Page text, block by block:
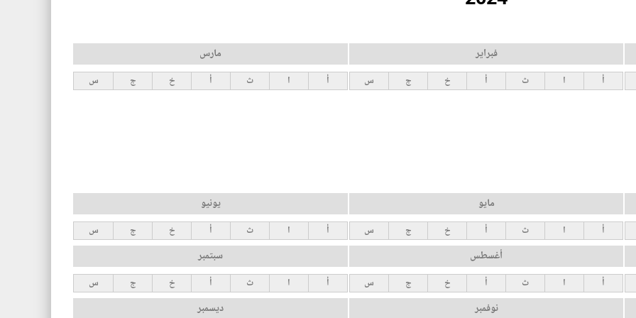
فبراير
أ ا ث أ خ ج س
مارس
أ ا ث أ خ ج س
مايو
أ ا ث أ خ ج س
يونيو
أ ا ث أ خ ج س
أغسطس
أ ا ث أ خ ج س
سبتمبر
أ ا ث أ خ ج س
نوفمبر ديسمبر